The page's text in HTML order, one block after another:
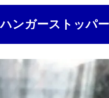
ンガーストッパー